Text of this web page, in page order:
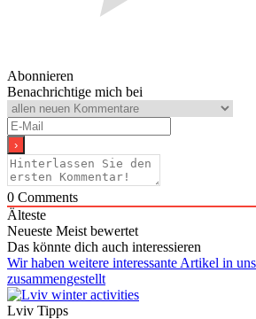
Abonnieren
Benachrichtige mich bei
0 Comments
Älteste
Neueste Meist bewertet
Das könnte dich auch interessieren
Wir haben weitere interessante Artikel in
zusammengestellt
Lviv Tipps